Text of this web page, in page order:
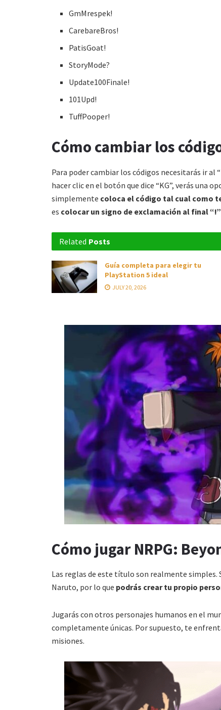
GmMrespek!
CarebareBros!
PatisGoat!
StoryMode?
Update100Finale!
101Upd!
TuffPooper!
Cómo cambiar los
Para poder cambiar los códigos necesitarás ir al
hacer clic en el botón que dice “KG”, verás una
simplemente coloca el código tal cual como
es colocar un signo de exclamación al final “!”
Related Posts
Guía completa para elegir tu
PlayStation 5 ideal
JULY 20, 2026
Cómo jugar NRPG:
Las reglas de este título son realmente simples.
Naruto, por lo que podrás crear tu propio
Jugarás con otros personajes humanos en el
completamente únicas. Por supuesto, te
misiones.